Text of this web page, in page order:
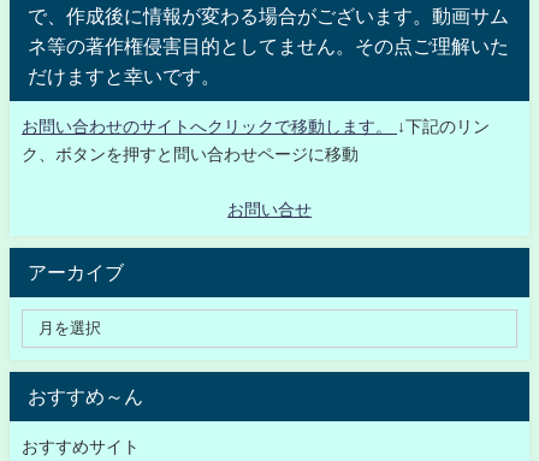
で、作成後に情報が変わる場合がございます。動画サム
ネ等の著作権侵害目的としてません。その点ご理解いた
だけますと幸いです。
お問い合わせのサイトへクリックで移動します。
↓下記のリン
ク、ボタンを押すと問い合わせページに移動
お問い合せ
アーカイブ
おすすめ～ん
おすすめサイト